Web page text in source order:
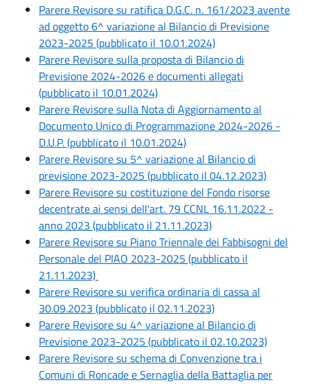
Parere Revisore su ratifica D.G.C. n. 161/2023 avente
ad oggetto 6^ variazione al Bilancio di Previsione
2023-2025 (pubblicato il 10.01.2024)
Parere Revisore sulla proposta di Bilancio di
Previsione 2024-2026 e documenti allegati
(pubblicato il 10.01.2024)
Parere Revisore sulla Nota di Aggiornamento al
Documento Unico di Programmazione 2024-2026 -
D.U.P. (pubblicato il 10.01.2024)
Parere Revisore su 5^ variazione al Bilancio di
previsione 2023-2025 (pubblicato il 04.12.2023)
Parere Revisore su costituzione del Fondo risorse
decentrate ai sensi dell'art. 79 CCNL 16.11.2022 -
anno 2023 (pubblicato il 21.11.2023)
Parere Revisore su Piano Triennale dei Fabbisogni del
Personale del PIAO 2023-2025 (pubblicato il
21.11.2023)
Parere Revisore su verifica ordinaria di cassa al
30.09.2023 (pubblicato il 02.11.2023)
Parere Revisore su 4^ variazione al Bilancio di
Previsione 2023-2025 (pubblicato il 02.10.2023)
Parere Revisore su schema di Convenzione tra i
Comuni di Roncade e Sernaglia della Battaglia per